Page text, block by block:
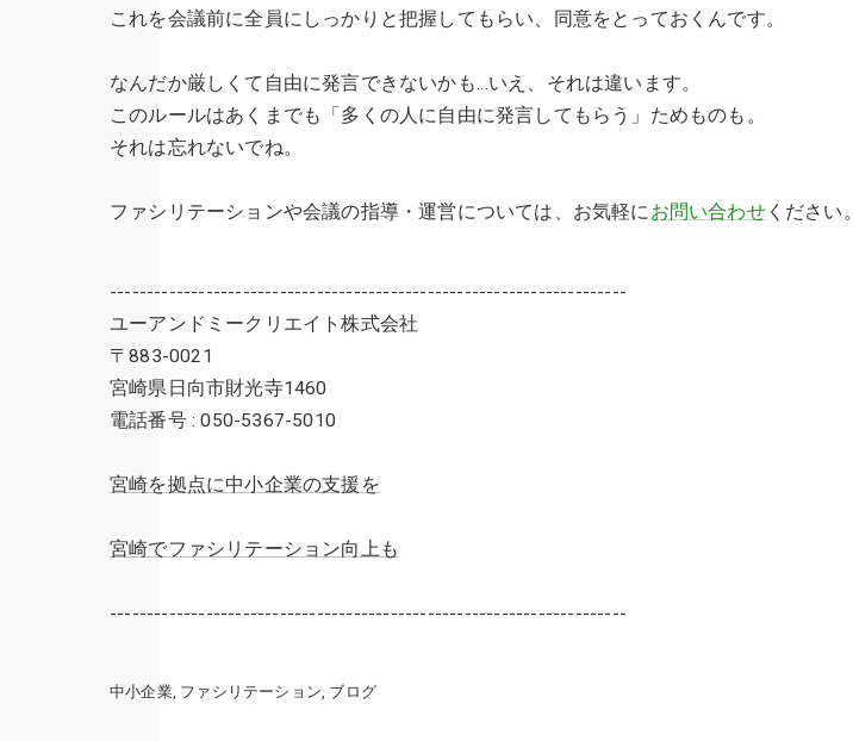
これを会議前に全員にしっかりと把握してもらい、同意をとっておくんです。
なんだか厳しくて自由に発言できないかも…いえ、それは違います。
このルールはあくまでも「多くの人に自由に発言してもらう」ためものも。
それは忘れないでね。
ファシリテーションや会議の指導・運営については、お気軽にお問い合わせください。
----------------------------------------------------------------------
ユーアンドミークリエイト株式会社
〒883-0021
宮崎県日向市財光寺1460
電話番号 : 050-5367-5010
宮崎を拠点に中小企業の支援を
宮崎でファシリテーション向上も
----------------------------------------------------------------------
中小企業 ファシリテーション ブログ